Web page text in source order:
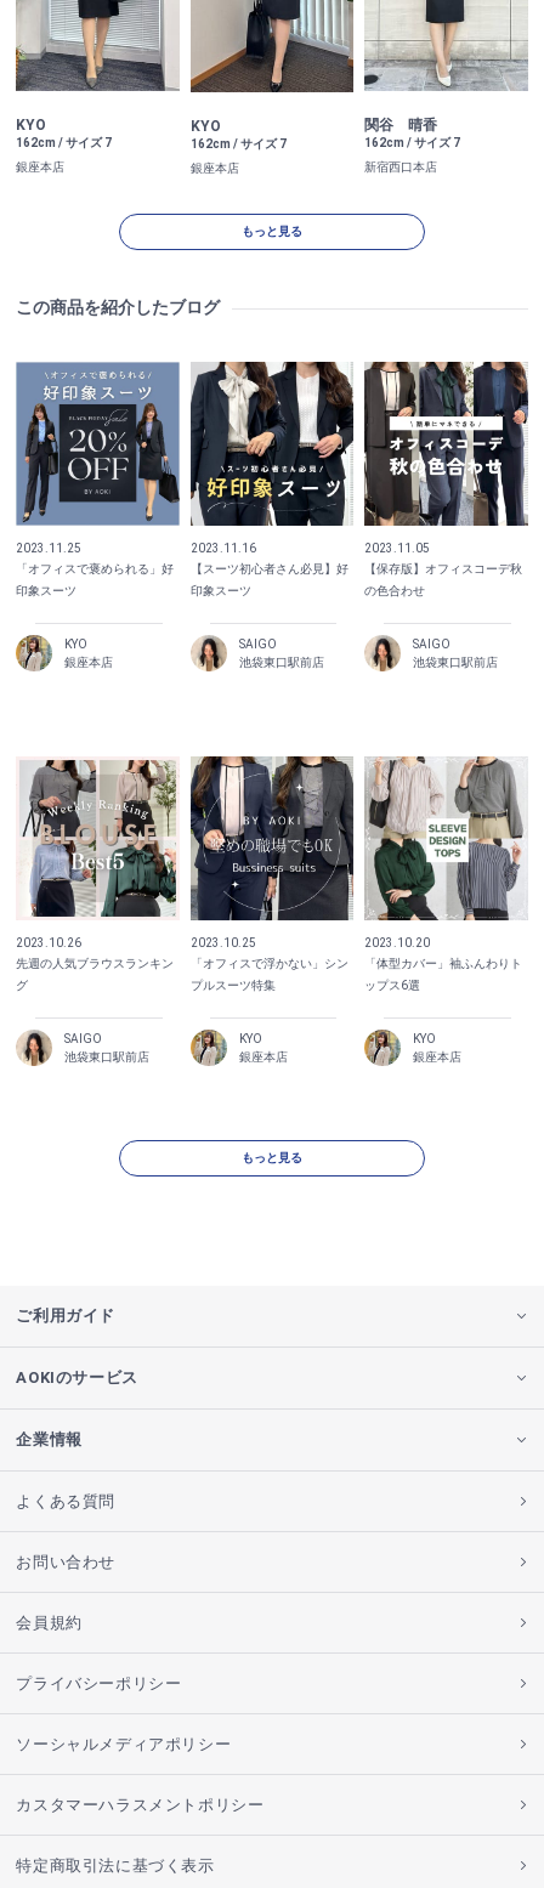
KYO
162cm / サイズ 7
銀座本店
KYO
162cm / サイズ 7
銀座本店
関谷 晴香
162cm / サイズ 7
新宿西口本店
もっと見る
この商品を紹介したブログ
2023.11.25
「オフィスで褒められる」好
印象スーツ
KYO
銀座本店
2023.11.16
【スーツ初心者さん必見】好
印象スーツ
SAIGO
池袋東口駅前店
2023.11.05
【保存版】オフィスコーデ秋
の色合わせ
SAIGO
池袋東口駅前店
2023.10.26
先週の人気ブラウスランキン
グ
SAIGO
池袋東口駅前店
2023.10.25
「オフィスで浮かない」シン
プルスーツ特集
KYO
銀座本店
2023.10.20
「体型カバー」袖ふんわりト
ップス6選
KYO
銀座本店
もっと見る
ご利用ガイド
AOKIのサービス
企業情報
よくある質問
お問い合わせ
会員規約
プライバシーポリシー
ソーシャルメディアポリシー
カスタマーハラスメントポリシー
特定商取引法に基づく表示